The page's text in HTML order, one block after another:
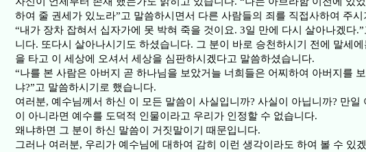
하여 줄 권세가 있노라”고 말씀하시면서 다른 사람들의 죄를 직접사하여 주
“내가 장차 잡혀서 십자가에 못 박혀 죽을 것이요. 3일 만에 다시 살아나겠다
니다. 또다시 살아나시기도 하셨습니다. 그 분이 바로 승천하시기 전에 말세
을 타고 이 세상에 오셔서 세상을 심판하시겠다고 말씀하셨습니다.
“나를 본 사람은 아버지 곧 하나님을 보았거늘 너희들은 어찌하여 아버지를
냐?”고 말씀하시기로 했습니다.
여러분, 예수님께서 하신 이 모든 말씀이 사실입니까? 사실이 아닙니까? 만일
이 아니라면 예수를 도덕적 인물이라고 우리가 인정할 수 없습니다.
왜냐하면 그 분이 하신 말씀이 거짓말이기 때문입니다.
그러나 여러분, 우리가 예수님에 대하여 감히 이런 생각이라도 하여 볼 수 있